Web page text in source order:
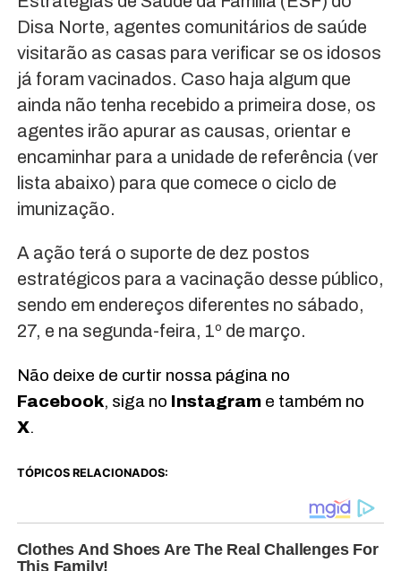
Disa Norte, agentes comunitários de saúde
visitarão as casas para verificar se os idosos
já foram vacinados. Caso haja algum que
ainda não tenha recebido a primeira dose, os
agentes irão apurar as causas, orientar e
encaminhar para a unidade de referência (ver
lista abaixo) para que comece o ciclo de
imunização.
A ação terá o suporte de dez postos
estratégicos para a vacinação desse público,
sendo em endereços diferentes no sábado,
27, e na segunda-feira, 1º de março.
Não deixe de curtir nossa página no
Facebook, siga no Instagrame também no
X.
TÓPICOS RELACIONADOS: